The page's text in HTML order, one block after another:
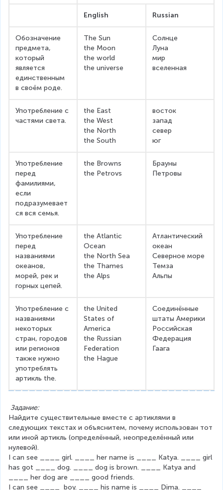
English Russian
Обозначение
предмета,
который
является
единственным
в своём роде.
The Sun
the Moon
the world
the universe
Солнце
Луна
мир
вселенная
Употребление с
частями света.
the East
the West
the North
the South
восток
запад
север
юг
Употребление
перед
фамилиями,
если
подразумевает
ся вся семья.
the Browns
the Petrovs
Брауны
Петровы
Употребление
перед
названиями
океанов,
морей, рек и
горных цепей.
the Atlantic
Ocean
the North Sea
the Thames
the Alps
Атлантический
океан
Северное море
Темза
Альпы
Употребление с
названиями
некоторых
стран, городов
или регионов
также нужно
употреблять
артикль the.
the United
States of
America
the Russian
Federation
the Hague
Соединённые
штаты Америки
Российская
Федерация
Гаага
Задание:
Найдите существительные вместе с артиклями в
следующих текстах и объяснитем, почему использован тот
или иной артикль (определённый, неопределённый или
нулевой).
I can see ____ girl. ____ her name is ____ Katya. ____ girl
has got ____ dog. ____ dog is brown. ____ Katya and
____ her dog are ____ good friends.
I can see ____  boy. ____ his name is ____ Dima. ____